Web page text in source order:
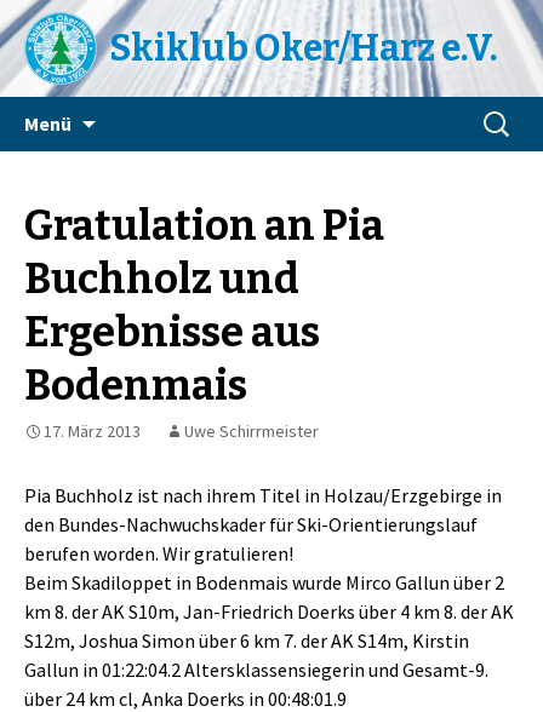
Skiklub Oker/Harz e.V.
Menü
Suchen
nach:
Gratulation an Pia
Buchholz und
Ergebnisse aus
Bodenmais
17. März 2013 Uwe Schirrmeister
Pia Buchholz ist nach ihrem Titel in Holzau/Erzgebirge in
den Bundes-Nachwuchskader für Ski-Orientierungslauf
berufen worden. Wir gratulieren!
Beim Skadiloppet in Bodenmais wurde Mirco Gallun über 2
km 8. der AK S10m, Jan-Friedrich Doerks über 4 km 8. der AK
S12m, Joshua Simon über 6 km 7. der AK S14m, Kirstin
Gallun in 01:22:04.2 Altersklassensiegerin und Gesamt-9.
über 24 km cl, Anka Doerks in 00:48:01.9